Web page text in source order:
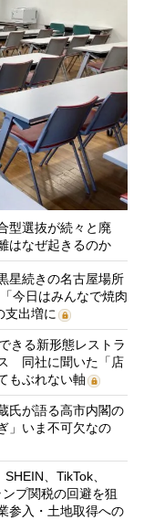
型選抜が続々と廃
はなぜ起きるのか
星続きの名古屋場所
今日はみんなで焼肉
出増に
きる新形態レストラ
同社に聞いた「店
もぶれない軸
氏が語る高市内閣の
」いま不可欠なの
、TikTok、
プ関税の回避を狙
参入・土地取得への